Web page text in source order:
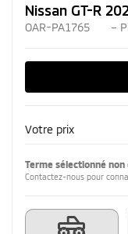
Nissan GT-R
OAR-PA1765 –
Votre prix
Terme sélectionné non
Contactez-nous pour